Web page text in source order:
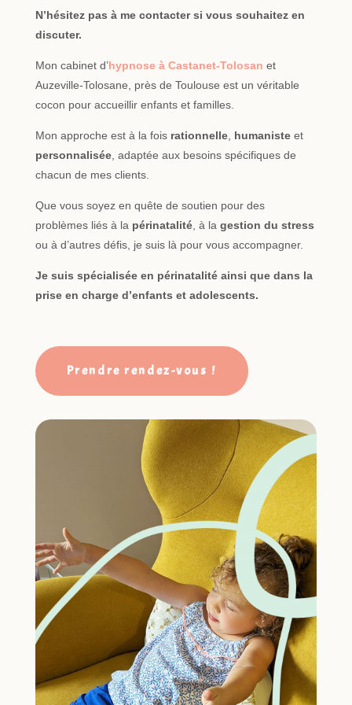
N’hésitez pas à me contacter si vous souhaitez en
discuter.
Mon cabinet d’hypnose à Castanet-Tolosan et
Auzeville-Tolosane, près de Toulouse est un véritable
cocon pour accueillir enfants et familles.
Mon approche est à la fois rationnelle, humanisteet
personnalisée, adaptée aux besoins spécifiques de
chacun de mes clients.
Que vous soyez en quête de soutien pour des
problèmes liés à la périnatalité, à la gestion du stress
ou à d’autres défis, je suis là pour vous accompagner.
Je suis spécialisée en périnatalité ainsi que dans la
prise en charge d’enfants et adolescents.
Prendre rendez-vous !